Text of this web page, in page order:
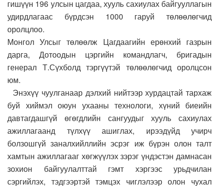
гишүүн 196 улсын цагдаа, хууль сахиулах байгууллагын
удирдлагаас бүрдсэн 1000 гаруй төлөөлөгчид
оролцлоо.
Монгол Улсыг төлөөлж Цагдаагийн ерөнхий газрын
дарга, Дотоодын цэргийн командлагч, бригадын
генерал Т.Сүхболд тэргүүтэй төлөөлөгчид оролцсон
юм.
Энэхүү чуулганаар дэлхий нийтээр хурдацтай тархаж
буй хиймэл оюун ухааны технологи, хүний биеийн
давтагдашгүй өгөгдлийн сангуудыг хууль сахиулах
ажиллагаанд түлхүү ашиглах, ирээдүйд учирч
болзошгүй заналхийллийн эсрэг иж бүрэн олон талт
хамтын ажиллагааг хөгжүүлэх зэрэг үндэстэн дамнасан
зохион байгуулалттай гэмт хэргээс урьдчилан
сэргийлэх, тэдгээртэй тэмцэх чиглэлээр олон чухал